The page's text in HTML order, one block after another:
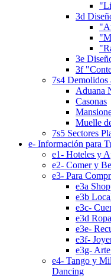
3d
3e
3f
7s4
Aduana
Casonas
Muelle
7s5 Sectores
e- Información para
e1- Hoteles y
e2- Comer y
e3- Para
e3a
e3b
e3c-
e3d
e3e-
e3f-
e3g-
e4- Tango y
Dancing